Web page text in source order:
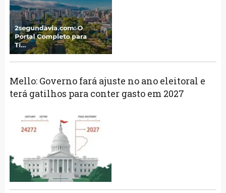
Mello: Governo fará ajuste no ano eleitoral e
terá gatilhos para conter gasto em 2027